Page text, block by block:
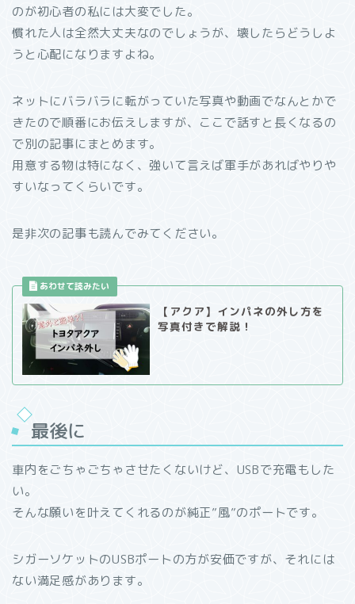
のが初心者の私には大変でした。
慣れた人は全然大丈夫なのでしょうが、壊したらどうしよ
うと心配になりますよね。
ネットにバラバラに転がっていた写真や動画でなんとかで
きたので順番にお伝えしますが、ここで話すと長くなるの
で別の記事にまとめます。
用意する物は特になく、強いて言えば軍手があればやりや
すいなってくらいです。
是非次の記事も読んでみてください。
【アクア】インパネの外し方を
写真付きで解説！
最後に
車内をごちゃごちゃさせたくないけど、USBで充電もした
い。
そんな願いを叶えてくれるのが純正”風”のポートです。
シガーソケットのUSBポートの方が安価ですが、それには
ない満足感があります。